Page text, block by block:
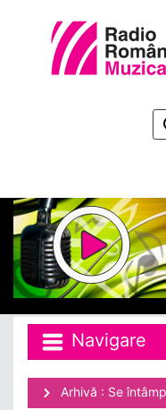
Navigare
Arhivă : Se